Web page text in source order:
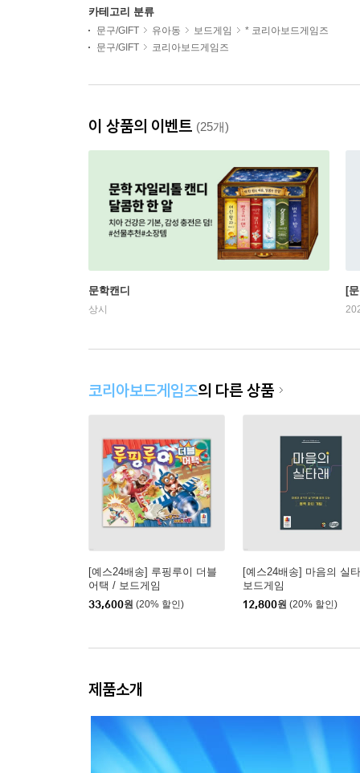
카테고리 분류
문구/GIFT 유아동 보드게임
* 코리아보드게임즈
문구/GIFT
코리아보드게임즈
이 상품의 이벤트 (25개)
문학캔디
상시
[
코리아보드게임즈의 다른 상품
[예스24배송] 루핑루이 더블
어택 / 보드게임
33,600원 (20% 할인)
[예스24배송] 마음의 실
보드게임
12,800원 (20% 할인)
제품소개